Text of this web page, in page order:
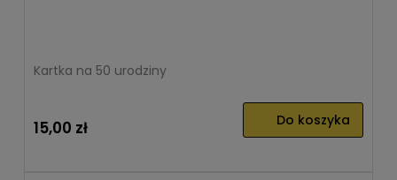
Kartka na 50 urodziny
15,00 zł Do koszyka